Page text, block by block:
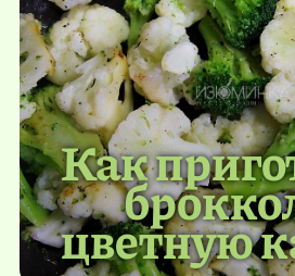
Как
цветную